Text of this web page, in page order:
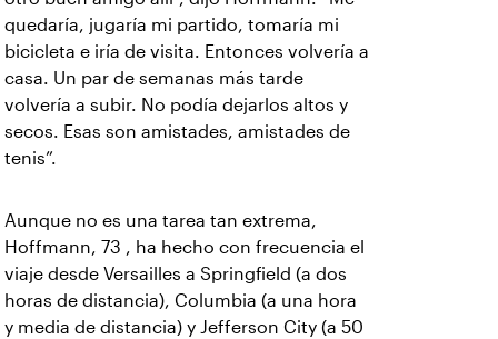
quedaría, jugaría mi partido, tomaría mi
bicicleta e iría de visita. Entonces volvería a
casa. Un par de semanas más tarde
volvería a subir. No podía dejarlos altos y
secos. Esas son amistades, amistades de
tenis”.
Aunque no es una tarea tan extrema,
Hoffmann, 73 , ha hecho con frecuencia el
viaje desde Versailles a Springfield (a dos
horas de distancia), Columbia (a una hora
y media de distancia) y Jefferson City (a 50